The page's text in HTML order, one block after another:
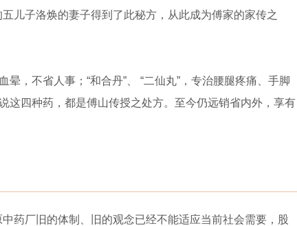
儿子洛焕的妻子得到了此秘方，从此成为傅家的家传之
晕，不省人事；“和合丹”、 “二仙丸”，专治腰腿疼痛、手脚
这四种药，都是傅山传授之处方。至今仍远销省内外，享有
药厂旧的体制、旧的观念已经不能适应当前社会需要，股